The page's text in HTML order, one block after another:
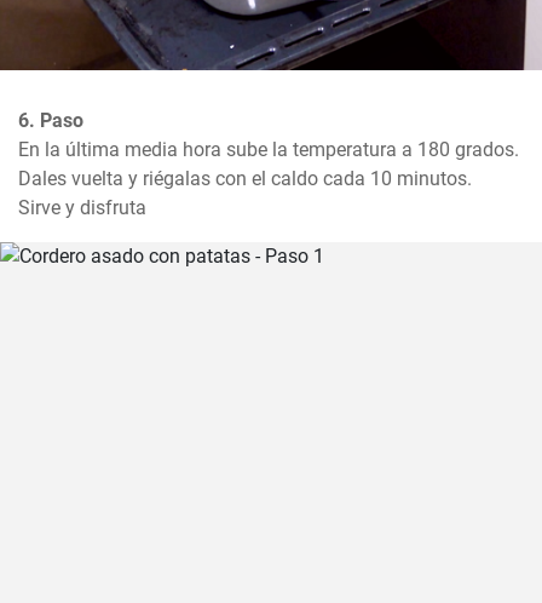
6. Paso
En la última media hora sube la temperatura a 180 grados.
Dales vuelta y riégalas con el caldo cada 10 minutos.
Sirve y disfruta